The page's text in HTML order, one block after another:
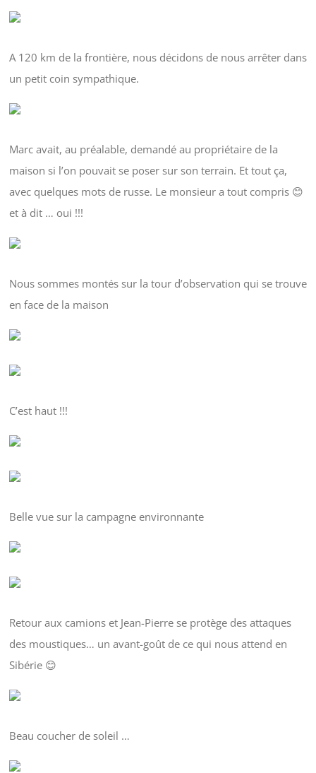
A 120 km de la frontière, nous décidons de nous arrêter dans
un petit coin sympathique.
Marc avait, au préalable, demandé au propriétaire de la
maison si l’on pouvait se poser sur son terrain. Et tout ça,
avec quelques mots de russe. Le monsieur a tout compris 😊
et à dit … oui !!!
Nous sommes montés sur la tour d’observation qui se trouve
en face de la maison
C’est haut !!!
Belle vue sur la campagne environnante
Retour aux camions et Jean-Pierre se protège des attaques
des moustiques… un avant-goût de ce qui nous attend en
Sibérie 😊
Beau coucher de soleil …